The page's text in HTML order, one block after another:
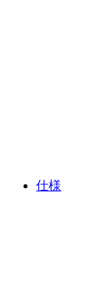
仕様